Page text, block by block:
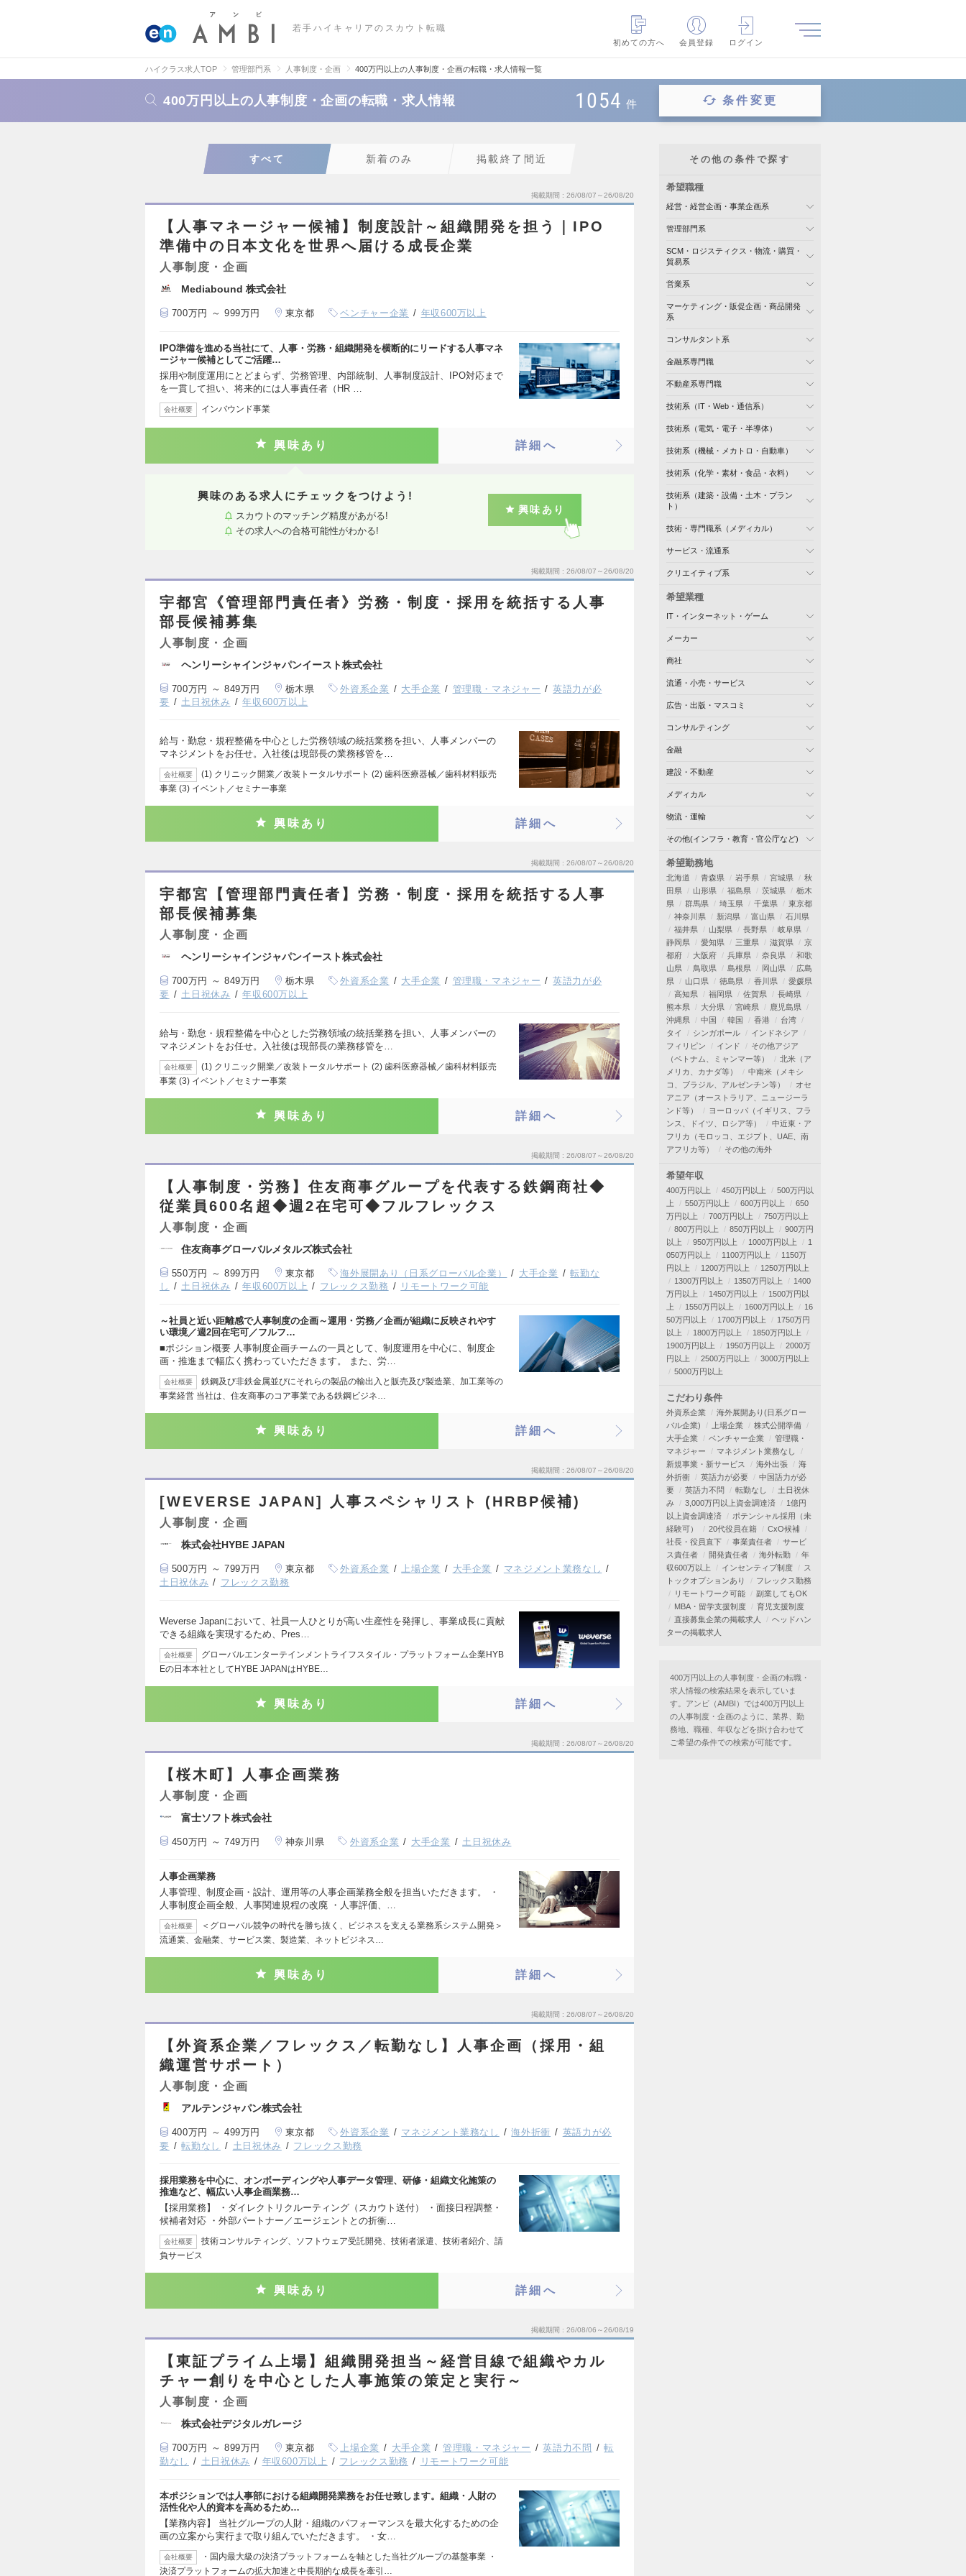
若手ハイキャリアのスカウト転職
初めての方へ
会員登録 ログイン
ハイクラス求人TOP 管理部門系 人事制度・企画 400万円以上の人事制度・企画の転職・求人情報一覧
400万円以上の人事制度・企画の転職・求人情報 1054 件 条件変更
すべて 新着のみ 掲載終了間近
掲載期間 26/08/07～26/08/20
【人事マネージャー候補】制度設計～組織開発を担う｜IPO
準備中の日本文化を世界へ届ける成長企業
人事制度・企画
Mediabound 株式会社
700万円 ～ 999万円 東京都 ベンチャー企業 年収600万以上
IPO準備を進める当社にて、人事・労務・組織開発を横断的にリードする人事マネ
ージャー候補としてご活躍…
採用や制度運用にとどまらず、労務管理、内部統制、人事制度設計、IPO対応まで
を一貫して担い、将来的には人事責任者（HR …
会社概要 インバウンド事業
興味あり 詳細へ
興味のある求人にチェックをつけよう!
スカウトのマッチング精度があがる!
その求人への合格可能性がわかる!
興味あり
掲載期間 26/08/07～26/08/20
宇都宮《管理部門責任者》労務・制度・採用を統括する人事
部長候補募集
人事制度・企画
ヘンリーシャインジャパンイースト株式会社
700万円 ～ 849万円 栃木県 外資系企業 大手企業 管理職・マネジャー
英語力が必
要
土日祝休み 年収600万以上
給与・勤怠・規程整備を中心とした労務領域の統括業務を担い、人事メンバーの
マネジメントをお任せ。入社後は現部長の業務移管を…
会社概要
(1) クリニック開業／改装トータルサポート (2) 歯科医療器械／歯科材料販売
事業 (3) イベント／セミナー事業
興味あり 詳細へ
掲載期間 26/08/07～26/08/20
宇都宮【管理部門責任者】労務・制度・採用を統括する人事
部長候補募集
人事制度・企画
ヘンリーシャインジャパンイースト株式会社
700万円 ～ 849万円 栃木県 外資系企業 大手企業 管理職・マネジャー
英語力が必
要
土日祝休み 年収600万以上
給与・勤怠・規程整備を中心とした労務領域の統括業務を担い、人事メンバーの
マネジメントをお任せ。入社後は現部長の業務移管を…
会社概要
(1) クリニック開業／改装トータルサポート (2) 歯科医療器械／歯科材料販売
事業 (3) イベント／セミナー事業
興味あり 詳細へ
掲載期間 26/08/07～26/08/20
【人事制度・労務】住友商事グループを代表する鉄鋼商社◆
従業員600名超◆週2在宅可◆フルフレックス
人事制度・企画
住友商事グローバルメタルズ株式会社
550万円 ～ 899万円 東京都 海外展開あり（日系グローバル企業） 大手企業
転勤な
し
土日祝休み 年収600万以上 フレックス勤務 リモートワーク可能
～社員と近い距離感で人事制度の企画～運用・労務／企画が組織に反映されやす
い環境／週2回在宅可／フルフ…
■ポジション概要 人事制度企画チームの一員として、制度運用を中心に、制度企
画・推進まで幅広く携わっていただきます。 また、労…
会社概要
鉄鋼及び非鉄金属並びにそれらの製品の輸出入と販売及び製造業、加工業等の
事業経営 当社は、住友商事のコア事業である鉄鋼ビジネ…
興味あり 詳細へ
掲載期間 26/08/07～26/08/20
[WEVERSE JAPAN] 人事スペシャリスト (HRBP候補)
人事制度・企画
株式会社HYBE JAPAN
500万円 ～ 799万円 東京都 外資系企業 上場企業 大手企業
マネジメント業務なし
土日祝休み
フレックス勤務
Weverse Japanにおいて、社員一人ひとりが高い生産性を発揮し、事業成長に貢献
できる組織を実現するため、Pres…
会社概要
グローバルエンターテインメントライフスタイル・プラットフォーム企業HYB
Eの日本本社としてHYBE JAPANはHYBE…
興味あり 詳細へ
掲載期間 26/08/07～26/08/20
【桜木町】人事企画業務
人事制度・企画
富士ソフト株式会社
450万円 ～ 749万円 神奈川県 外資系企業 大手企業 土日祝休み
人事企画業務
人事管理、制度企画・設計、運用等の人事企画業務全般を担当いただきます。 ・
人事制度企画全般、人事関連規程の改廃 ・人事評価、…
会社概要
＜グローバル競争の時代を勝ち抜く、ビジネスを支える業務系システム開発＞
流通業、金融業、サービス業、製造業、ネットビジネス…
興味あり 詳細へ
掲載期間 26/08/07～26/08/20
【外資系企業／フレックス／転勤なし】人事企画（採用・組
織運営サポート）
人事制度・企画
アルテンジャパン株式会社
400万円 ～ 499万円 東京都 外資系企業 マネジメント業務なし 海外折衝
英語力が必
要
転勤なし 土日祝休み フレックス勤務
採用業務を中心に、オンボーディングや人事データ管理、研修・組織文化施策の
推進など、幅広い人事企画業務…
【採用業務】 ・ダイレクトリクルーティング（スカウト送付） ・面接日程調整・
候補者対応 ・外部パートナー／エージェントとの折衝…
会社概要
技術コンサルティング、ソフトウェア受託開発、技術者派遣、技術者紹介、請
負サービス
興味あり 詳細へ
掲載期間 26/08/06～26/08/19
【東証プライム上場】組織開発担当～経営目線で組織やカル
チャー創りを中心とした人事施策の策定と実行～
人事制度・企画
株式会社デジタルガレージ
700万円 ～ 899万円 東京都 上場企業 大手企業 管理職・マネジャー 英語力不問
転
勤なし
土日祝休み 年収600万以上 フレックス勤務 リモートワーク可能
本ポジションでは人事部における組織開発業務をお任せ致します。組織・人財の
活性化や人的資本を高めるため…
【業務内容】 当社グループの人財・組織のパフォーマンスを最大化するための企
画の立案から実行まで取り組んでいただきます。 ・女…
会社概要
・国内最大級の決済プラットフォームを軸とした当社グループの基盤事業 ・
決済プラットフォームの拡大加速と中長期的な成長を牽引…
その他の条件で探す
希望職種
経営・経営企画・事業企画系
管理部門系
SCM・ロジスティクス・物流・購買・
貿易系
営業系
マーケティング・販促企画・商品開発
系
コンサルタント系
金融系専門職
不動産系専門職
技術系（IT・Web・通信系）
技術系（電気・電子・半導体）
技術系（機械・メカトロ・自動車）
技術系（化学・素材・食品・衣料）
技術系（建築・設備・土木・プラン
ト）
技術・専門職系（メディカル）
サービス・流通系
クリエイティブ系
希望業種
IT・インターネット・ゲーム
メーカー
商社
流通・小売・サービス
広告・出版・マスコミ
コンサルティング
金融
建設・不動産
メディカル
物流・運輸
その他(インフラ・教育・官公庁など)
希望勤務地
北海道 青森県 岩手県 宮城県
秋
田県
山形県 福島県 茨城県
栃木
県
群馬県 埼玉県 千葉県
東京都
神奈川県
新潟県 富山県
石川県
福井県
山梨県 長野県
岐阜県
静岡県
愛知県 三重県 滋賀県
京
都府
大阪府 兵庫県 奈良県
和歌
山県
鳥取県 島根県 岡山県
広島
県
山口県 徳島県 香川県
愛媛県
高知県
福岡県 佐賀県
長崎県
熊本県
大分県 宮崎県
鹿児島県
沖縄県
中国 韓国 香港
台湾
タイ
シンガポール
インドネシア
フィリピン
インド
その他アジア
（ベトナム、ミャンマー等）
北米（ア
メリカ、カナダ等）
中南米（メキシ
コ、ブラジル、アルゼンチン等）
オセ
アニア（オーストラリア、ニュージーラ
ンド等）
ヨーロッパ（イギリス、フラ
ンス、ドイツ、ロシア等）
中近東・ア
フリカ（モロッコ、エジプト、UAE、南
アフリカ等）
その他の海外
希望年収
400万円以上 450万円以上
500万円以
上
550万円以上 600万円以上
650
万円以上
700万円以上
750万円以上
800万円以上
850万円以上
900万円
以上
950万円以上 1000万円以上
1
050万円以上
1100万円以上
1150万
円以上
1200万円以上
1250万円以上
1300万円以上
1350万円以上
1400
万円以上
1450万円以上
1500万円以
上
1550万円以上 1600万円以上
16
50万円以上
1700万円以上
1750万円
以上
1800万円以上
1850万円以上
1900万円以上
1950万円以上
2000万
円以上
2500万円以上
3000万円以上
5000万円以上
こだわり条件
外資系企業
海外展開あり(日系グロー
バル企業)
上場企業
株式公開準備
大手企業
ベンチャー企業
管理職・
マネジャー
マネジメント業務なし
新規事業・新サービス
海外出張
海
外折衝
英語力が必要
中国語力が必
要
英語力不問 転勤なし
土日祝休
み
3,000万円以上資金調達済
1億円
以上資金調達済
ポテンシャル採用（未
経験可）
20代役員在籍
CxO候補
社長・役員直下
事業責任者
サービ
ス責任者
開発責任者 海外転勤
年
収600万以上
インセンティブ制度
ス
トックオプションあり
フレックス勤務
リモートワーク可能
副業してもOK
MBA・留学支援制度
育児支援制度
直接募集企業の掲載求人
ヘッドハン
ターの掲載求人
400万円以上の人事制度・企画の転職・
求人情報の検索結果を表示していま
す。アンビ（AMBI）では400万円以上
の人事制度・企画のように、業界、勤
務地、職種、年収などを掛け合わせて
ご希望の条件での検索が可能です。